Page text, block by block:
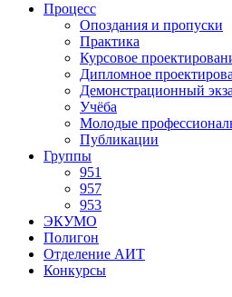
Процесс
Опоздания и пропуски
Практика
Курсовое
Дипломное
Демонстрационный
Учёба
Молодые
Публикации
Группы
951
957
953
ЭКУМО
Полигон
Отделение АИТ
Конкурсы